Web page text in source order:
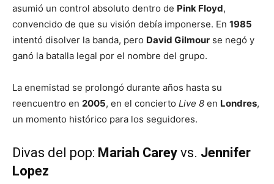
asumió un control absoluto dentro de Pink Floyd,
convencido de que su visión debía imponerse. En 1985
intentó disolver la banda, pero David Gilmour se negó y
ganó la batalla legal por el nombre del grupo.
La enemistad se prolongó durante años hasta su
reencuentro en 2005, en el concierto Live 8 en Londres,
un momento histórico para los seguidores.
Divas del pop: Mariah Carey vs. Jennifer
Lopez